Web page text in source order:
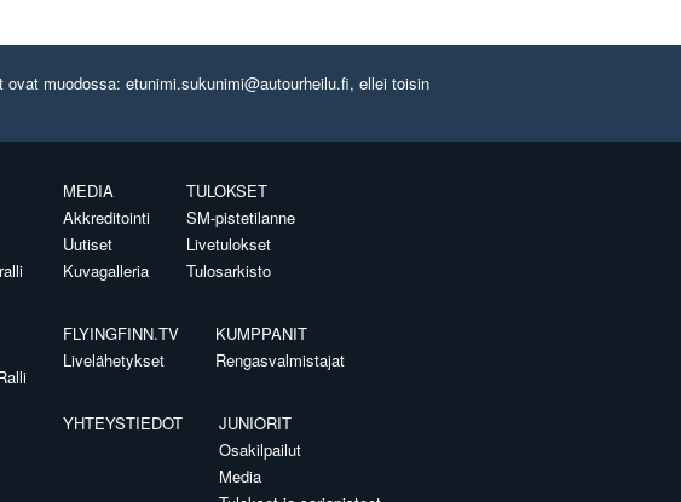
muodossa: etunimi.sukunimi@autourheilu.fi, ellei toisin
MEDIA
Akkreditointi
Uutiset
Kuvagalleria
TULOKSET
SM-pistetilanne
Livetulokset
Tulosarkisto
FLYINGFINN.TV
Livelähetykset
KUMPPANIT
Rengasvalmistajat
YHTEYSTIEDOT
JUNIORIT
Osakilpailut
Media